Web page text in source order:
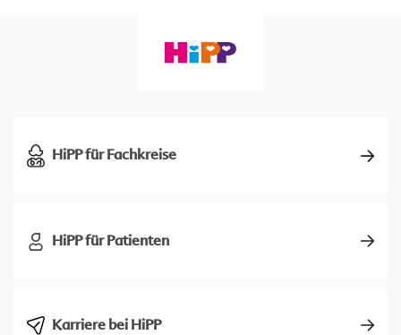
HiPP für Fachkreise
HiPP für Patienten
Karriere bei HiPP